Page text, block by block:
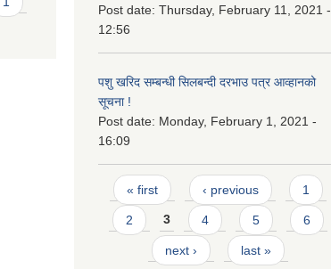
Post date: Thursday, February 11, 2021 -
12:56
पशु खरिद सम्बन्धी सिलबन्दी दरभाउ पत्र आव्हानको
सूचना !
Post date: Monday, February 1, 2021 -
16:09
Pages
« first ‹ previous 1
2 3 4 5 6
next › last »